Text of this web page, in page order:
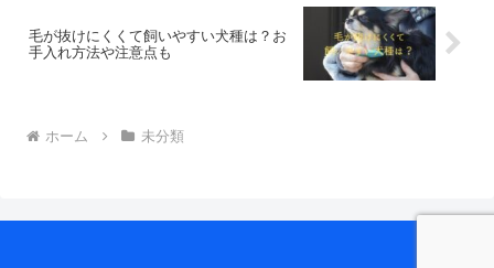
毛が抜けにくくて飼いやすい犬種は？お
手入れ方法や注意点も
ホーム 未分類